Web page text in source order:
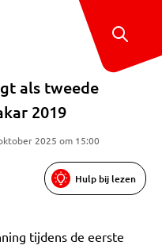
als tweede
2019
2025 om 15:00
Hulp bij lezen
tijdens de eerste